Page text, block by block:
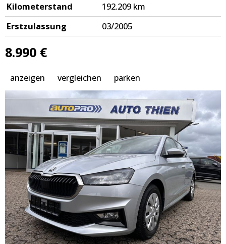
Kilometerstand
192.209 km
Erstzulassung
03/2005
8.990 €
anzeigen vergleichen parken